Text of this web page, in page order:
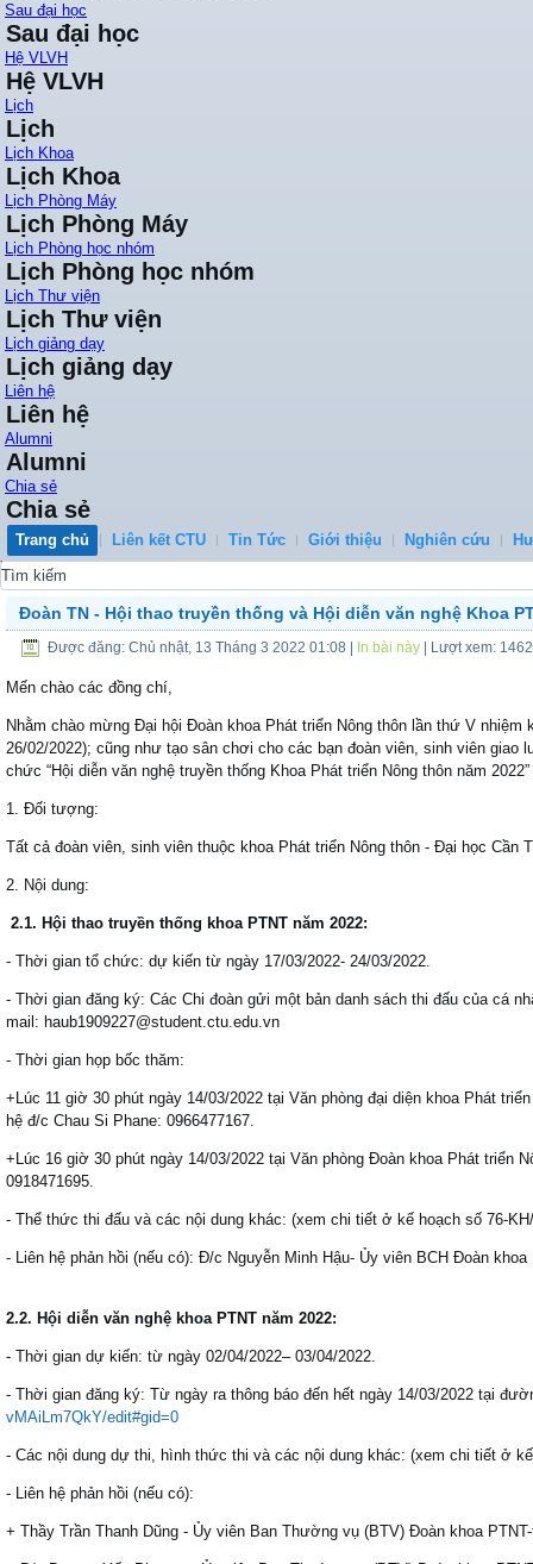
Sau đại học
Sau đại học
Hệ VLVH
Hệ VLVH
Lịch
Lịch
Lịch Khoa
Lịch Khoa
Lịch Phòng Máy
Lịch Phòng Máy
Lịch Phòng học nhóm
Lịch Phòng học nhóm
Lịch Thư viện
Lịch Thư viện
Lịch giảng dạy
Lịch giảng dạy
Liên hệ
Liên hệ
Alumni
Alumni
Chia sẻ
Chia sẻ
Trang chủ Liên kết CTU Tin Tức Giới thiệu Nghiên cứu
0
Đoàn TN - Hội thao truyền thống và Hội diễn văn nghệ Khoa
Được đăng: Chủ nhật, 13 Tháng 3 2022 01:08 In bài này | Lượt xem:
Mến chào các đồng chí,
Nhằm chào mừng Đại hội Đoàn khoa Phát triển Nông thôn lần thứ V
26/02/2022); cũng như tạo sân chơi cho các bạn đoàn viên, sinh viên
chức “Hội diễn văn nghệ truyền thống Khoa Phát triển Nông thôn năm
1. Đối tượng:
Tất cả đoàn viên, sinh viên thuộc khoa Phát triển Nông thôn - Đại học Cần
2. Nội dung:
2.1. Hội thao truyền thống khoa PTNT năm 2022:
- Thời gian tổ chức: dự kiến từ ngày 17/03/2022- 24/03/2022.
- Thời gian đăng ký: Các Chi đoàn gửi một bản danh sách thi đấu của cá
mail: haub1909227@student.ctu.edu.vn
- Thời gian họp bốc thăm:
+Lúc 11 giờ 30 phút ngày 14/03/2022 tại Văn phòng đại diện khoa Phát
hệ đ/c Chau Si Phane: 0966477167.
+Lúc 16 giờ 30 phút ngày 14/03/2022 tại Văn phòng Đoàn khoa Phát triển
0918471695.
- Thể thức thi đấu và các nội dung khác: (xem chi tiết ở kế hoạch số 76-
- Liên hệ phản hồi (nếu có): Đ/c Nguyễn Minh Hậu- Ủy viên BCH Đoàn
2.2. Hội diễn văn nghệ khoa PTNT năm 2022:
- Thời gian dự kiến: từ ngày 02/04/2022– 03/04/2022.
- Thời gian đăng ký: Từ ngày ra thông báo đến hết ngày 14/03/2022 tại
vMAiLm7QkY/edit#gid=0
- Các nội dung dự thi, hình thức thi và các nội dung khác: (xem chi tiết ở
- Liên hệ phản hồi (nếu có):
+ Thầy Trần Thanh Dũng - Ủy viên Ban Thường vụ (BTV) Đoàn khoa